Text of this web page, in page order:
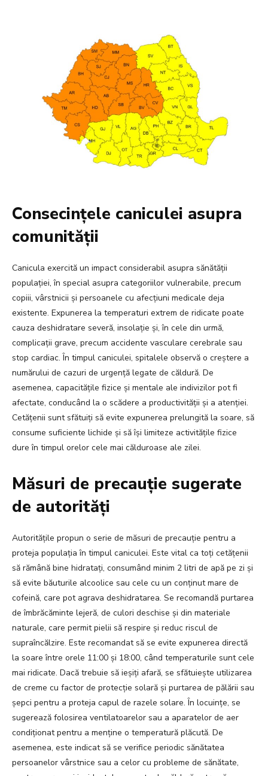
Consecințele caniculei asupra
comunității
Canicula exercită un impact considerabil asupra sănătății
populației, în special asupra categoriilor vulnerabile, precum
copiii, vârstnicii și persoanele cu afecțiuni medicale deja
existente. Expunerea la temperaturi extrem de ridicate poate
cauza deshidratare severă, insolație și, în cele din urmă,
complicații grave, precum accidente vasculare cerebrale sau
stop cardiac. În timpul caniculei, spitalele observă o creștere a
numărului de cazuri de urgență legate de căldură. De
asemenea, capacitățile fizice și mentale ale indivizilor pot fi
afectate, conducând la o scădere a productivității și a atenției.
Cetățenii sunt sfătuiți să evite expunerea prelungită la soare, să
consume suficiente lichide și să își limiteze activitățile fizice
dure în timpul orelor cele mai călduroase ale zilei.
Măsuri de precauție sugerate
de autorități
Autoritățile propun o serie de măsuri de precauție pentru a
proteja populația în timpul caniculei. Este vital ca toți cetățenii
să rămână bine hidratați, consumând minim 2 litri de apă pe zi și
să evite băuturile alcoolice sau cele cu un conținut mare de
cofeină, care pot agrava deshidratarea. Se recomandă purtarea
de îmbrăcăminte lejeră, de culori deschise și din materiale
naturale, care permit pielii să respire și reduc riscul de
supraîncălzire. Este recomandat să se evite expunerea directă
la soare între orele 11:00 și 18:00, când temperaturile sunt cele
mai ridicate. Dacă trebuie să ieșiți afară, se sfătuiește utilizarea
de creme cu factor de protecție solară și purtarea de pălării sau
șepci pentru a proteja capul de razele solare. În locuințe, se
sugerează folosirea ventilatoarelor sau a aparatelor de aer
condiționat pentru a menține o temperatură plăcută. De
asemenea, este indicat să se verifice periodic sănătatea
persoanelor vârstnice sau a celor cu probleme de sănătate,